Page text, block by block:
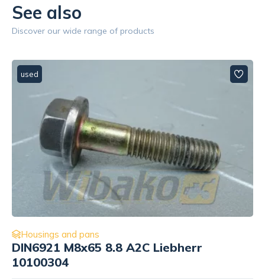
See also
Discover our wide range of products
Housings and pans
ISO4762 M8x80 8.8 Liebherr
240050802